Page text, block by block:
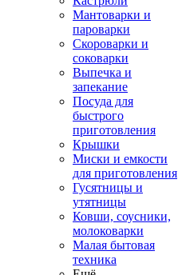
Мантоварки и
пароварки
Скороварки и
соковарки
Выпечка и
запекание
Посуда для
быстрого
приготовления
Крышки
Миски и емкости
для приготовления
Гусятницы и
утятницы
Ковши, соусники,
молоковарки
Малая бытовая
техника